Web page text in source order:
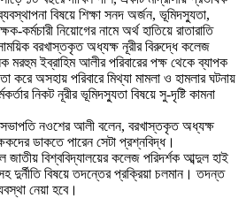
বিষয়ে শিক্ষা সনদ অর্জন, ভূমিদস্যুতা,
কর্মচারী নিয়োগের নামে অর্থ হাতিয়ে রাতারাতি
বরখাস্তকৃত অধ্যক্ষ নূরীর বিরুদ্ধে কলেজ
মরহুম ইব্রাহিম আলীর পরিবারের পক্ষ থেকে ব্যাপক
অসহায় পরিবারে মিথ্যা মামলা ও হামলার ঘটনায়
নিকট নূরীর ভূমিদস্যুতা বিষয়ে সু-দৃষ্টি কামনা
সভাপতি নওশের আলী বলেন, বরখাস্তকৃত অধ্যক্ষ
ডাকতে পারেন সেটা প্রশ্নবিদ্ধ।
জাতীয় বিশ্ববিদ্যালয়ের কলেজ পরিদর্শক আব্দুল হাই
দুর্নীতি বিষয়ে তদন্তের প্রক্রিয়া চলমান। তদন্ত
নেয়া হবে।